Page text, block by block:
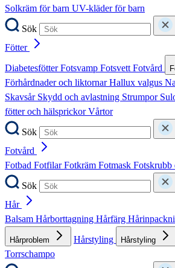
Solkräm för barn UV-kläder för barn
Sök
Fötter
DiabetesfötterFotsvamp FotsvettFotvård
Förhårdnader och liktornarHallux valgus
Skavsår Skydd och avlastning Strumpor
fötter och hälsprickorVårtor
Sök
Fotvård
Fotbad FotfilarFotkräm Fotmask Fotskrubb
Sök
Hår
Balsam Hårborttagning Hårfärg
Hårproblem Hårstyling Hårstyling
Torrschampo